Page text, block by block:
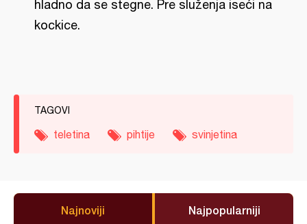
hladno da se stegne. Pre služenja iseći na
kockice.
TAGOVI
teletina pihtije svinjetina
Najnoviji Najpopularniji